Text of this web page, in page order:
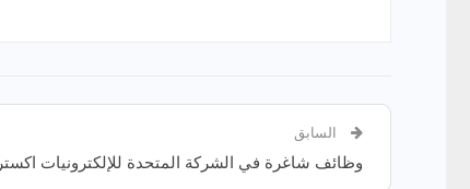
السابق
وظائف شاغرة في الشركة المتحدة للإلكترونيات